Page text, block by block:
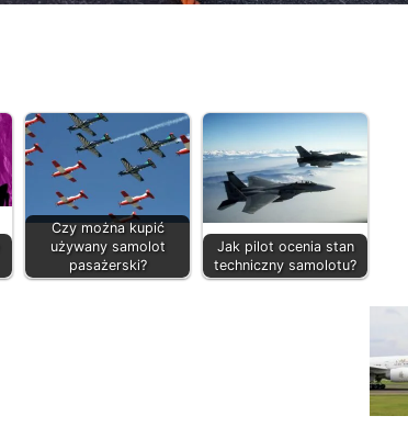
Czy można kupić
używany samolot
pasażerski?
Jak pilot ocenia stan
techniczny samolotu?